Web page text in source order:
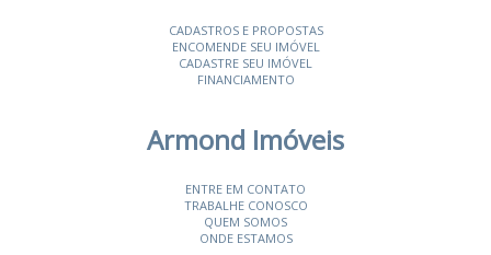
CADASTROS E PROPOSTAS
ENCOMENDE SEU IMÓVEL
CADASTRE SEU IMÓVEL
FINANCIAMENTO
Armond Imóveis
ENTRE EM CONTATO
TRABALHE CONOSCO
QUEM SOMOS
ONDE ESTAMOS